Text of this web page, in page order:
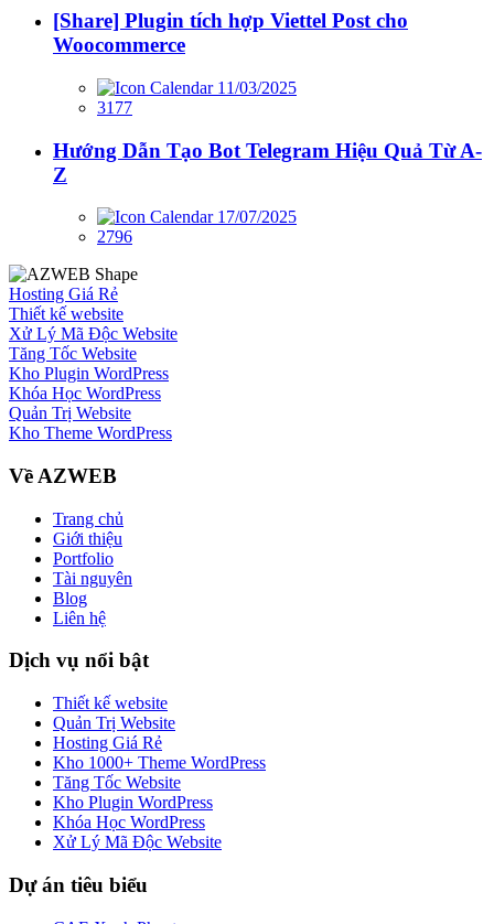
[Share] Plugin tích hợp Viettel Post cho
Woocommerce
11/03/2025
3177
Hướng Dẫn Tạo Bot Telegram Hiệu Quả Từ A-
Z
17/07/2025
2796
Hosting Giá Rẻ
Thiết kế website
Xử Lý Mã Độc Website
Tăng Tốc Website
Kho Plugin WordPress
Khóa Học WordPress
Quản Trị Website
Kho Theme WordPress
Về AZWEB
Trang chủ
Giới thiệu
Portfolio
Tài nguyên
Blog
Liên hệ
Dịch vụ nổi bật
Thiết kế website
Quản Trị Website
Hosting Giá Rẻ
Kho 1000+ Theme WordPress
Tăng Tốc Website
Kho Plugin WordPress
Khóa Học WordPress
Xử Lý Mã Độc Website
Dự án tiêu biểu